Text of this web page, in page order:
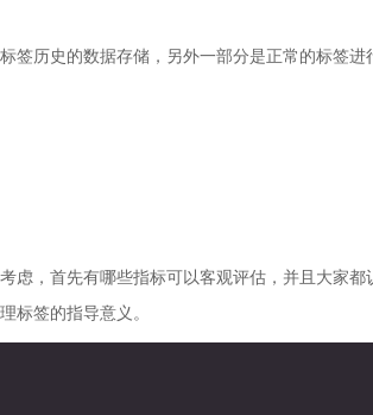
签历史的数据存储，另外一部分是正常的标签
虑，首先有哪些指标可以客观评估，并且大家
标签的指导意义。